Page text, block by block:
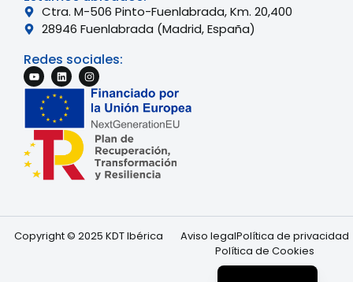
Ctra. M-506 Pinto-Fuenlabrada, Km. 20,400
28946 Fuenlabrada (Madrid, España)
Redes sociales:
Copyright © 2025 KDT Ibérica Aviso legalPolítica de privacidad
Política de Cookies
French